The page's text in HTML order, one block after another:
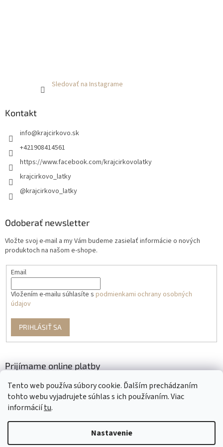
Tento web používa súbory cookie. Ďalším prechádzaním
tohto webu vyjadrujete súhlas s ich používaním. Viac
informáciítu.
Nastavenie
Sledovať na Instagrame
Kontakt
info@krajcirkovo.sk
+421908414561
https://www.facebook.com/krajcirkovolatky
krajcirkovo_latky
@krajcirkovo_latky
Odoberať newsletter
Vložte svoj e-mail a my Vám budeme zasielať informácie o nových
produktoch na našom e-shope.
Email
Vložením e-mailu súhlasíte s podmienkami ochrany osobných
údajov
PRIHLÁSIŤ SA
Prijímame online platby
Vytvoril Shoptet